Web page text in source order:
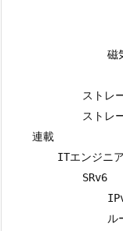
磁
ストレ
ストレ
    連載
ITエンジニ
            SRv6
ル